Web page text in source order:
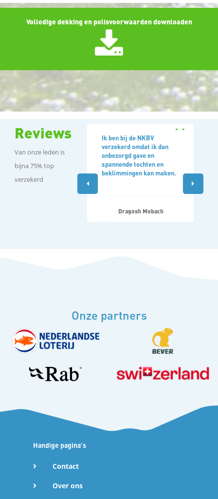
Volledige dekking en polisvoorwaarden downloaden
Reviews
Van onze leden is
bijna 75% top
verzekerd
Ik ben bij de NKBV
verzekerd omdat ik dan
onbezorgd gave en
spannende tochten en
beklimmingen kan maken.
Dragosh Mobach
Onze partners
Handige pagina's
Contact
Over ons